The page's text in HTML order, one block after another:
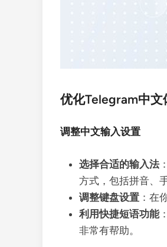
优化Telegram中文
调整中文输入设置
选择合适的输入法
方式，包括拼音、
调整键盘设置 ：在
利用快捷短语功能
非常有帮助。